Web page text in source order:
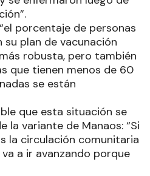
porcentaje de personas
plan de vacunación
robusta, pero también
que tienen menos de 60
se están
que esta situación se
la variante de Manaos: “Si
la circulación comunitaria
a ir avanzando porque